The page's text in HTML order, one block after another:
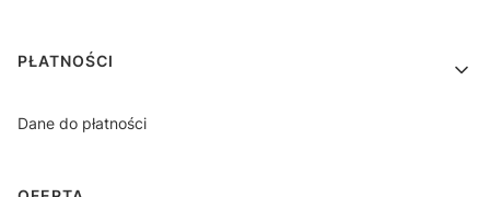
PŁATNOŚCI
Dane do płatności